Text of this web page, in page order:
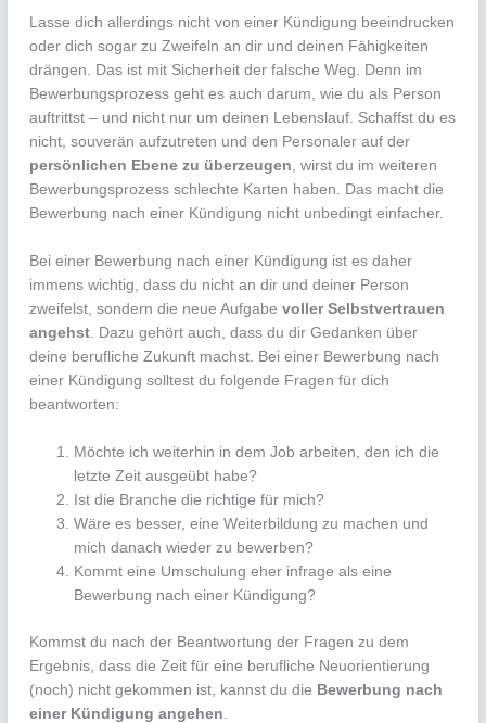
Lasse dich allerdings nicht von einer Kündigung beeindrucken
oder dich sogar zu Zweifeln an dir und deinen Fähigkeiten
drängen. Das ist mit Sicherheit der falsche Weg. Denn im
Bewerbungsprozess geht es auch darum, wie du als Person
auftrittst – und nicht nur um deinen Lebenslauf. Schaffst du es
nicht, souverän aufzutreten und den Personaler auf der
persönlichen Ebene zu überzeugen, wirst du im weiteren
Bewerbungsprozess schlechte Karten haben. Das macht die
Bewerbung nach einer Kündigung nicht unbedingt einfacher.
Bei einer Bewerbung nach einer Kündigung ist es daher
immens wichtig, dass du nicht an dir und deiner Person
zweifelst, sondern die neue Aufgabevoller Selbstvertrauen
angehst. Dazu gehört auch, dass du dir Gedanken über
deine berufliche Zukunft machst. Bei einer Bewerbung nach
einer Kündigung solltest du folgende Fragen für dich
beantworten:
Möchte ich weiterhin in dem Job arbeiten, den ich die
letzte Zeit ausgeübt habe?
Ist die Branche die richtige für mich?
Wäre es besser, eine Weiterbildung zu machen und
mich danach wieder zu bewerben?
Kommt eine Umschulung eher infrage als eine
Bewerbung nach einer Kündigung?
Kommst du nach der Beantwortung der Fragen zu dem
Ergebnis, dass die Zeit für eine berufliche Neuorientierung
(noch) nicht gekommen ist, kannst du die Bewerbung nach
einer Kündigung angehen